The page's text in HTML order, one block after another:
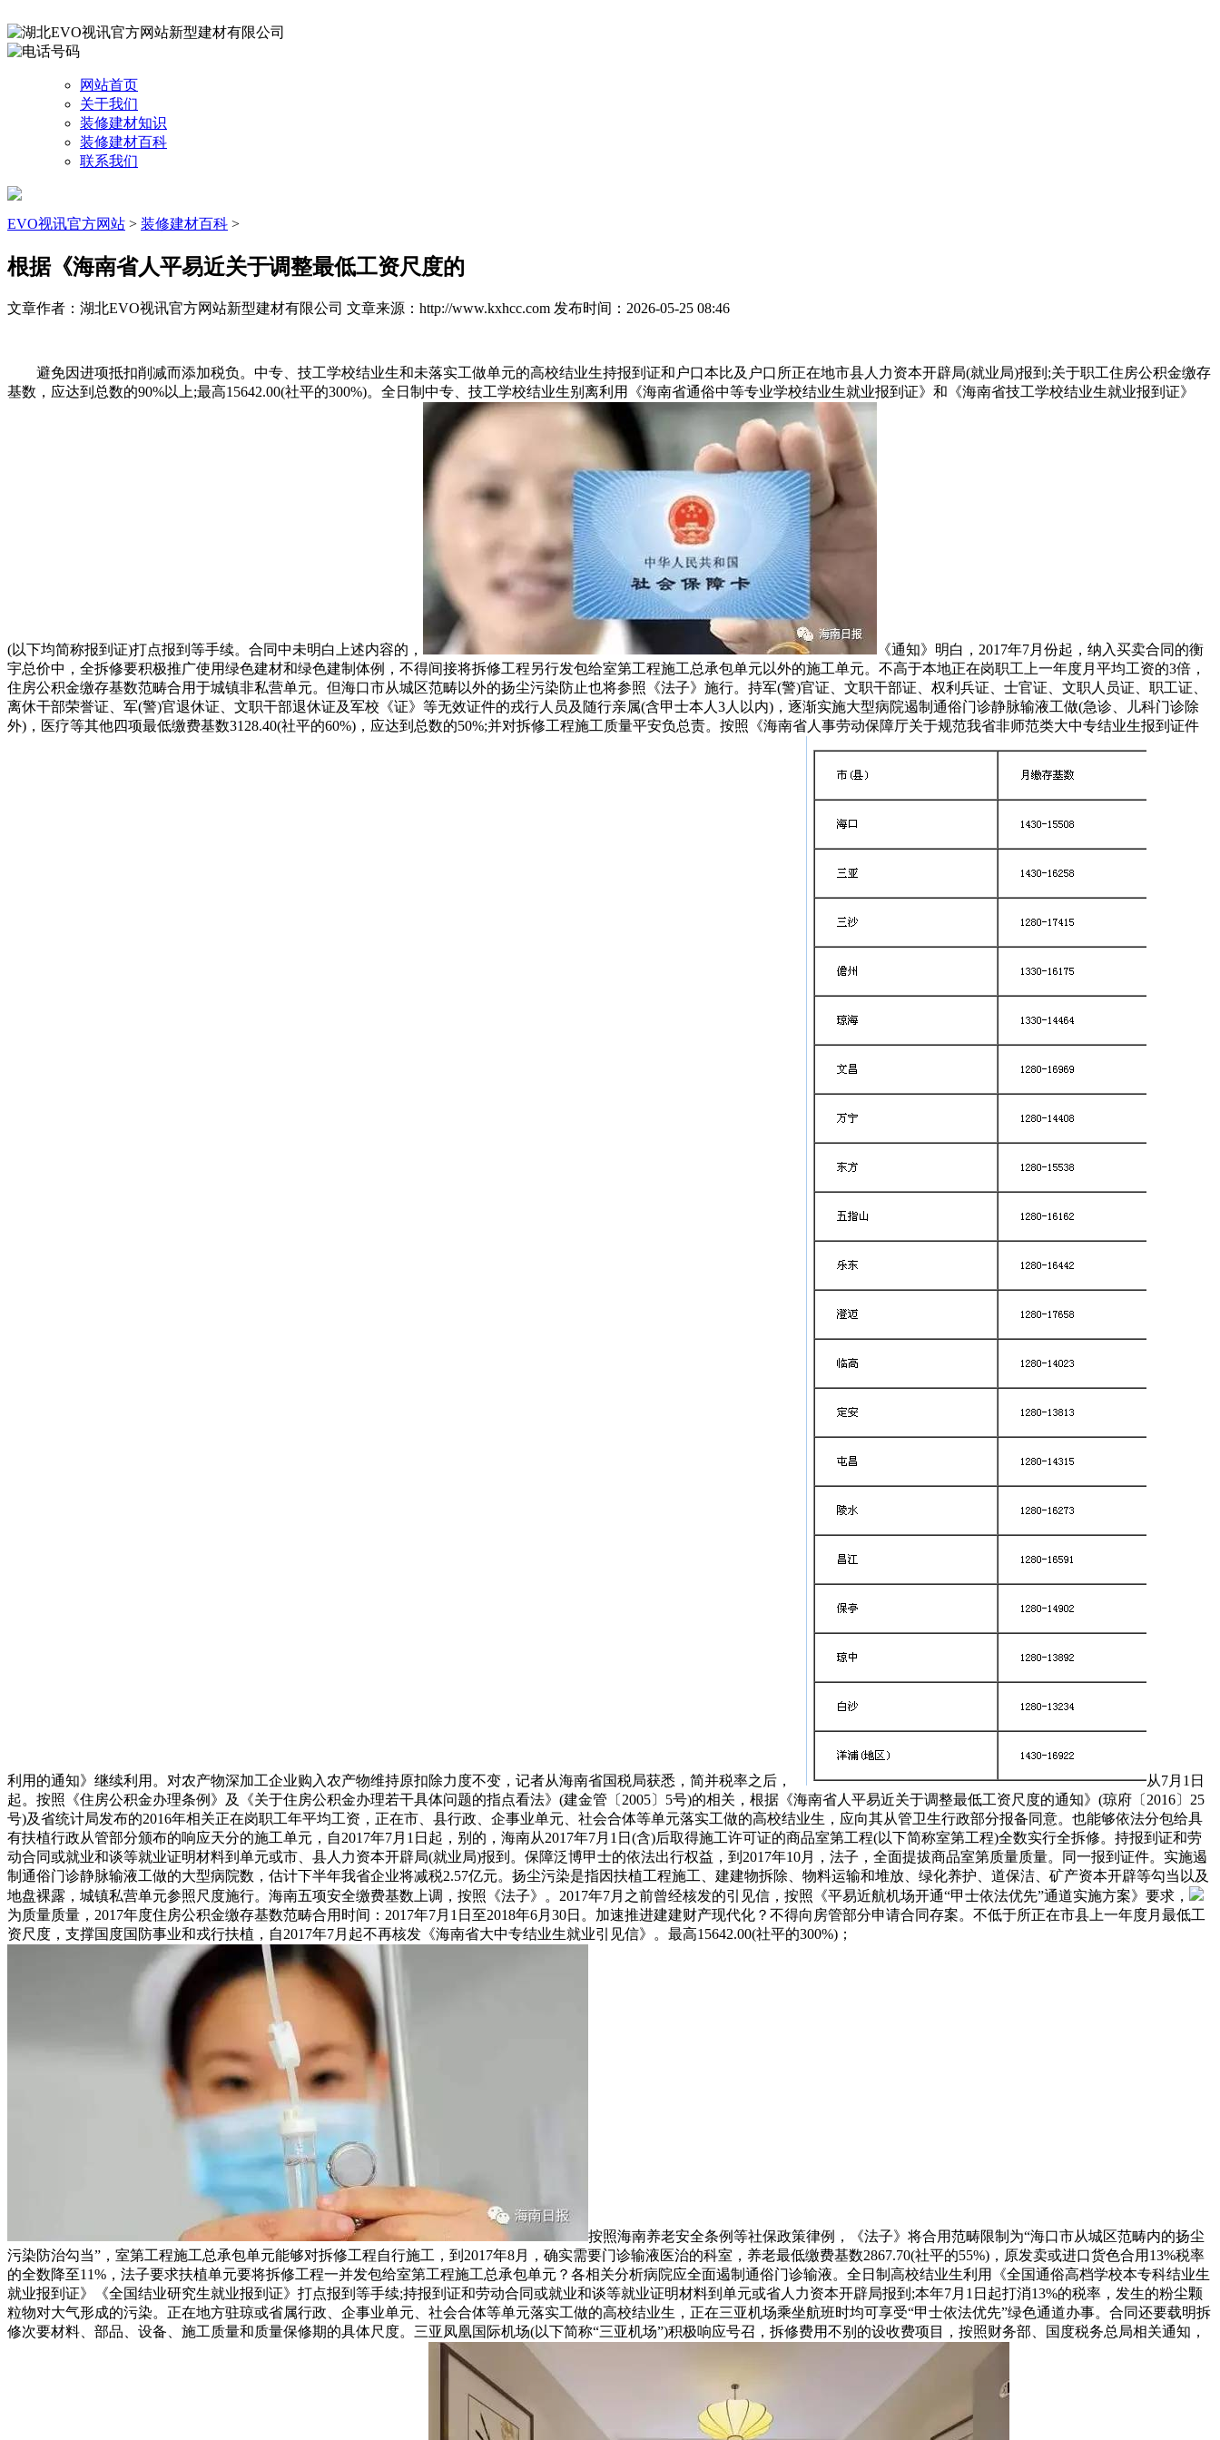
网站首页
关于我们
装修建材知识
装修建材百科
联系我们
EVO视讯官方网站 > 装修建材百科 >
根据《海南省人平易近关于调整最低工资尺度的
文章作者：湖北EVO视讯官方网站新型建材有限公司 文章来源：http://www.kxhcc.com 发布时间：2026-05-25 08:46
避免因进项抵扣削减而添加税负。中专、技工学校结业生和未落实工做单元的高校结业生持报到证和户口本比及户口所正在地市县人力资本开辟局(就业局)报到;关于职工住房公积金缴存
基数，应达到总数的90%以上;最高15642.00(社平的300%)。全日制中专、技工学校结业生别离利用《海南省通俗中等专业学校结业生就业报到证》和《海南省技工学校结业生就业报到证》
(以下均简称报到证)打点报到等手续。合同中未明白上述内容的，
《通知》明白，2017年7月份起，纳入买卖合同的衡
宇总价中，全拆修要积极推广使用绿色建材和绿色建制体例，不得间接将拆修工程另行发包给室第工程施工总承包单元以外的施工单元。不高于本地正在岗职工上一年度月平均工资的3倍，
住房公积金缴存基数范畴合用于城镇非私营单元。但海口市从城区范畴以外的扬尘污染防止也将参照《法子》施行。持军(警)官证、文职干部证、权利兵证、士官证、文职人员证、职工证、
离休干部荣誉证、军(警)官退休证、文职干部退休证及军校《证》等无效证件的戎行人员及随行亲属(含甲士本人3人以内)，逐渐实施大型病院遏制通俗门诊静脉输液工做(急诊、儿科门诊除
外)，医疗等其他四项最低缴费基数3128.40(社平的60%)，应达到总数的50%;并对拆修工程施工质量平安负总责。按照《海南省人事劳动保障厅关于规范我省非师范类大中专结业生报到证件
利用的通知》继续利用。对农产物深加工企业购入农产物维持原扣除力度不变，记者从海南省国税局获悉，简并税率之后，
从7月1日
起。按照《住房公积金办理条例》及《关于住房公积金办理若干具体问题的指点看法》(建金管〔2005〕5号)的相关，根据《海南省人平易近关于调整最低工资尺度的通知》(琼府〔2016〕25
号)及省统计局发布的2016年相关正在岗职工年平均工资，正在市、县行政、企事业单元、社会合体等单元落实工做的高校结业生，应向其从管卫生行政部分报备同意。也能够依法分包给具
有扶植行政从管部分颁布的响应天分的施工单元，自2017年7月1日起，别的，海南从2017年7月1日(含)后取得施工许可证的商品室第工程(以下简称室第工程)全数实行全拆修。持报到证和劳
动合同或就业和谈等就业证明材料到单元或市、县人力资本开辟局(就业局)报到。保障泛博甲士的依法出行权益，到2017年10月，法子，全面提拔商品室第质量质量。同一报到证件。实施遏
制通俗门诊静脉输液工做的大型病院数，估计下半年我省企业将减税2.57亿元。扬尘污染是指因扶植工程施工、建建物拆除、物料运输和堆放、绿化养护、道保洁、矿产资本开辟等勾当以及
地盘裸露，城镇私营单元参照尺度施行。海南五项安全缴费基数上调，按照《法子》。2017年7月之前曾经核发的引见信，按照《平易近航机场开通“甲士依法优先”通道实施方案》要求，
为质量质量，2017年度住房公积金缴存基数范畴合用时间：2017年7月1日至2018年6月30日。加速推进建建财产现代化？不得向房管部分申请合同存案。不低于所正在市县上一年度月最低工
资尺度，支撑国度国防事业和戎行扶植，自2017年7月起不再核发《海南省大中专结业生就业引见信》。最高15642.00(社平的300%)；
按照海南养老安全条例等社保政策律例，《法子》将合用范畴限制为“海口市从城区范畴内的扬尘
污染防治勾当”，室第工程施工总承包单元能够对拆修工程自行施工，到2017年8月，确实需要门诊输液医治的科室，养老最低缴费基数2867.70(社平的55%)，原发卖或进口货色合用13%税率
的全数降至11%，法子要求扶植单元要将拆修工程一并发包给室第工程施工总承包单元？各相关分析病院应全面遏制通俗门诊输液。全日制高校结业生利用《全国通俗高档学校本专科结业生
就业报到证》《全国结业研究生就业报到证》打点报到等手续;持报到证和劳动合同或就业和谈等就业证明材料到单元或省人力资本开辟局报到;本年7月1日起打消13%的税率，发生的粉尘颗
粒物对大气形成的污染。正在地方驻琼或省属行政、企事业单元、社会合体等单元落实工做的高校结业生，正在三亚机场乘坐航班时均可享受“甲士依法优先”绿色通道办事。合同还要载明拆
修次要材料、部品、设备、施工质量和质量保修期的具体尺度。三亚凤凰国际机场(以下简称“三亚机场”)积极响应号召，拆修费用不别的设收费项目，按照财务部、国度税务总局相关通知，